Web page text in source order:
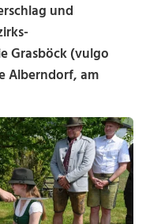
und
Grasböck (vulgo
Alberndorf, am